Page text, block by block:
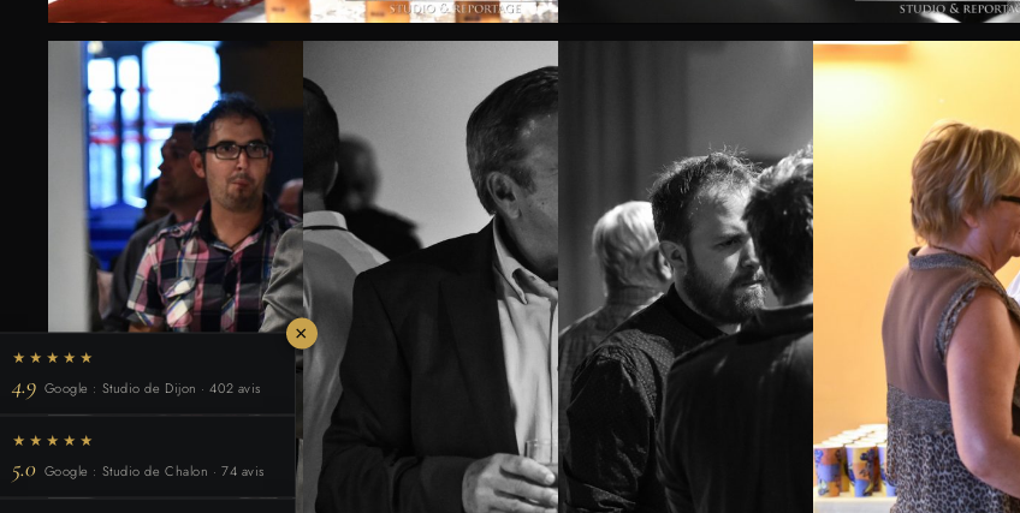
×
★★★★★
4.9 Google : Studio de Dijon · 402 avis
★★★★★
5.0 Google : Studio de Chalon · 74 avis